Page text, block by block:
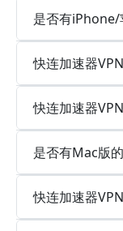
是否有iPhone/
快连加速器
快连加速器
是否有Mac版
快连加速器